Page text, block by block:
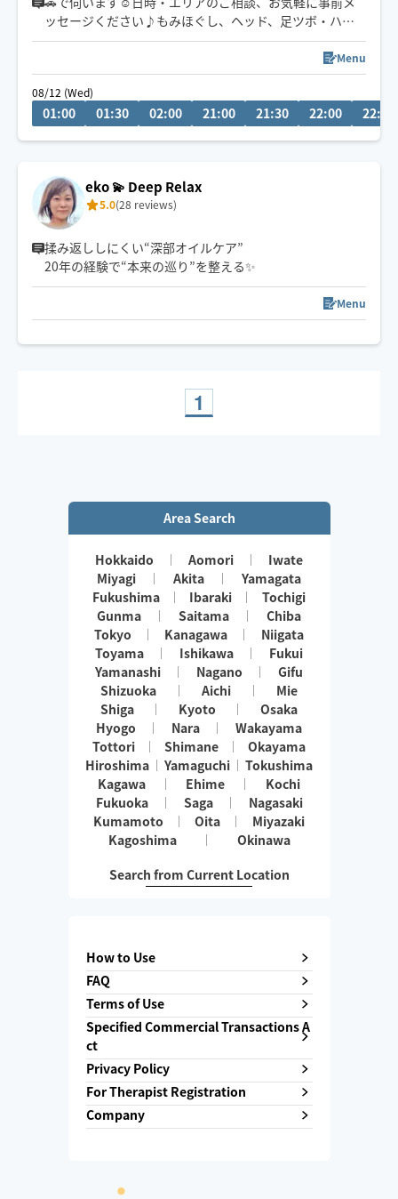
ッセージください♪もみほぐし、ヘッド、足ツボ・ハン
ドオイルなどお客様のご要望に合わせてオーダーメイド
ストレッチトレーナーとしての経験を活かし、もみほぐ
しでは届かない深層筋までアプローチすることが出来ま
すので終わった後は全身スッキリ💐身も心も癒していき
Menu
08/12 (Wed)
01:00 01:30 02:00 21:00 21:30 22:00 22:30
eko 💫 Deep Relax
5.0(28 reviews)
揉み返ししにくい“深部オイルケア”
20年の経験で“本来の巡り”を整える✨
Menu
1
Area Search
Hokkaido Aomori
Iwate
Miyagi
Akita
Yamagata
Fukushima
Ibaraki
Tochigi
Gunma
Saitama
Chiba
Tokyo
Kanagawa
Niigata
Toyama
Ishikawa
Fukui
Yamanashi
Nagano
Gifu
Shizuoka
Aichi
Mie
Shiga
Kyoto
Osaka
Hyogo
Nara
Wakayama
Tottori
Shimane
Okayama
Hiroshima
Yamaguchi
Tokushima
Kagawa
Ehime
Kochi
Fukuoka
Saga
Nagasaki
Kumamoto
Oita
Miyazaki
Kagoshima
Okinawa
Search from Current Location
How to Use
FAQ
Terms of Use
Specified Commercial Transactions A
ct
Privacy Policy
For Therapist Registration
Company